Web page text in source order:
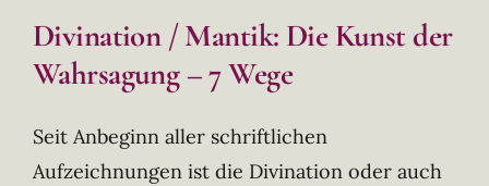
Divination / Mantik: Die Kunst der
Wahrsagung – 7 Wege
Seit Anbeginn aller schriftlichen
Aufzeichnungen ist die Divination oder auch